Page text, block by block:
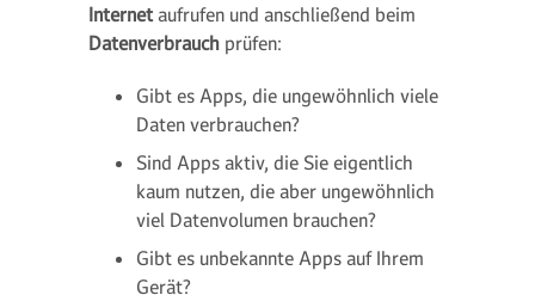
Internetaufrufen und anschließend beim
Datenverbrauch prüfen:
Gibt es Apps, die ungewöhnlich viele
Daten verbrauchen?
Sind Apps aktiv, die Sie eigentlich
kaum nutzen, die aber ungewöhnlich
viel Datenvolumen brauchen?
Gibt es unbekannte Apps auf Ihrem
Gerät?